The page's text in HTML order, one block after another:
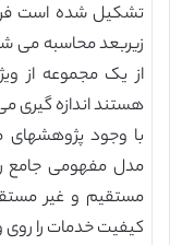
تشکیل شده است
زیربعد محاسبه می
از یک مجموعه از
هستند اندازه گیری
با وجود
مدل مفهومی جامع را
مستقیم و غیر
کیفیت خدمات را روی